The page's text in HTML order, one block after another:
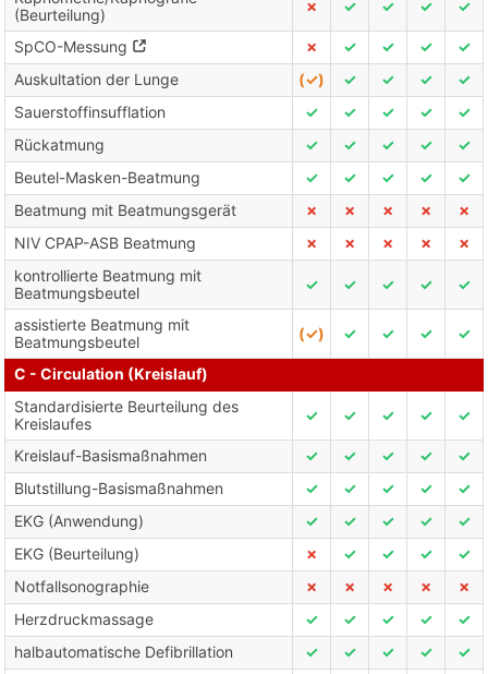
(Beurteilung)
✗ ✓ ✓ ✓ ✓
SpCO-Messung ✗ ✓ ✓ ✓
✓
Auskultation der Lunge
(✓) ✓ ✓ ✓
✓
Sauerstoffinsufflation
✓ ✓ ✓ ✓
✓
Rückatmung
✓ ✓ ✓ ✓
✓
Beutel-Masken-Beatmung
✓ ✓ ✓ ✓
✓
Beatmung mit Beatmungsgerät
✗ ✗ ✗ ✗
✗
NIV CPAP-ASB Beatmung
✗ ✗ ✗ ✗
✗
kontrollierte Beatmung mit
Beatmungsbeutel
✓ ✓ ✓ ✓ ✓
assistierte Beatmung mit
Beatmungsbeutel
(✓) ✓ ✓ ✓ ✓
C - Circulation (Kreislauf)
Standardisierte Beurteilung des
Kreislaufes
✓ ✓ ✓ ✓ ✓
Kreislauf-Basismaßnahmen ✓ ✓ ✓ ✓
✓
Blutstillung-Basismaßnahmen
✓ ✓ ✓ ✓
✓
EKG (Anwendung)
✓ ✓ ✓ ✓
✓
EKG (Beurteilung)
✗ ✓ ✓ ✓
✓
Notfallsonographie
✗ ✗ ✗ ✗
✗
Herzdruckmassage
✓ ✓ ✓ ✓
✓
halbautomatische Defibrillation
✓ ✓ ✓ ✓
✓